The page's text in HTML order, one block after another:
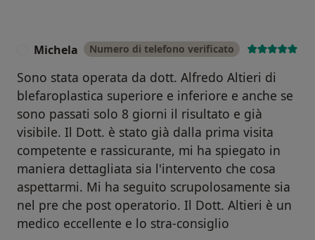
Michela Numero di telefono verificato
Sono stata operata da dott. Alfredo Altieri di
blefaroplastica superiore e inferiore e anche se
sono passati solo 8 giorni il risultato e già
visibile. Il Dott. è stato già dalla prima visita
competente e rassicurante, mi ha spiegato in
maniera dettagliata sia l'intervento che cosa
aspettarmi. Mi ha seguito scrupolosamente sia
nel pre che post operatorio. Il Dott. Altieri è un
medico eccellente e lo stra-consiglio